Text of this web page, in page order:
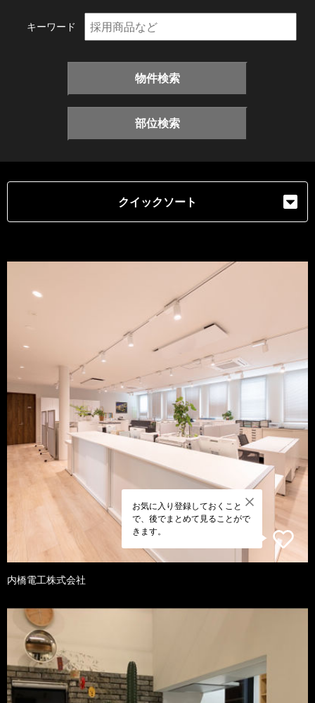
キーワード
物件検索
部位検索
クイックソート
お気に入り登録しておくこと
で、後でまとめて見ることがで
きます。
内橋電工株式会社